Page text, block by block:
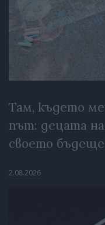
Там, където
път: децата
своето бъдеще
2.08.2026